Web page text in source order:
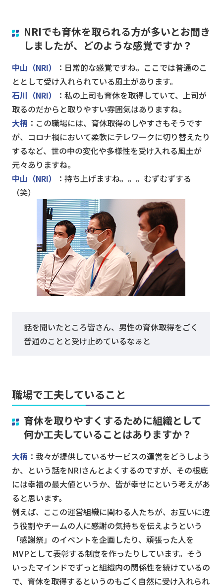
NRIでも育休を取られる方が多いとお聞き
しましたが、どのような感覚ですか？
中山（NRI）
：日常的な感覚ですね。ここでは普通のこ
ととして受け入れられている風土があります。
石川（NRI）
：私の上司も育休を取得していて、上司が
取るのだからと取りやすい雰囲気はありますね。
大柄 ：この職場には、育休取得のしやすさもそうです
が、コロナ禍において柔軟にテレワークに切り替えたり
するなど、世の中の変化や多様性を受け入れる風土が
元々ありますね。
中山（NRI）
：持ち上げますね。。。むずむずする
（笑）
話を聞いたところ皆さん、男性の育休取得をごく
普通のことと受け止めているなぁと
職場で工夫していること
育休を取りやすくするために組織として
何か工夫していることはありますか？
大柄 ：我々が提供しているサービスの運営をどうしよう
か、という話をNRIさんとよくするのですが、その根底
には幸福の最大値というか、皆が幸せにという考えがあ
ると思います。
例えば、ここの運営組織に関わる人たちが、お互いに違
う役割やチームの人に感謝の気持ちを伝えようという
「感謝祭」のイベントを企画したり、頑張った人を
MVPとして表彰する制度を作ったりしています。そう
いったマインドでずっと組織内の関係性を続けているの
で、育休を取得するというのもごく自然に受け入れられ